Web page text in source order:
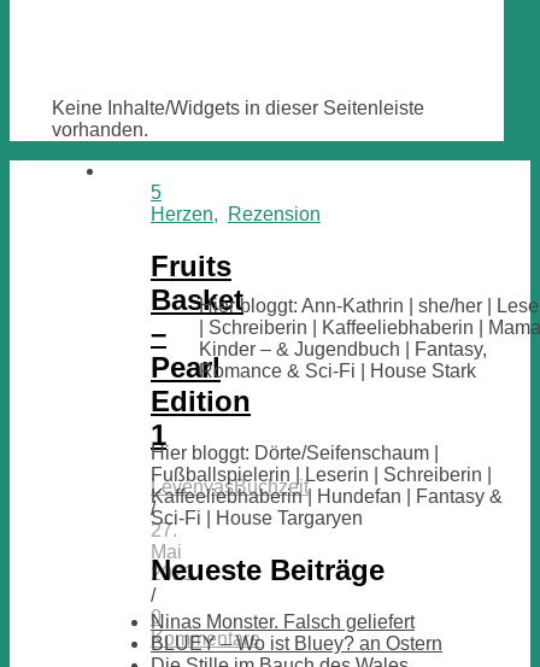
Keine Inhalte/Widgets in dieser Seitenleiste
vorhanden.
5
Herzen, Rezension
Fruits
Basket
–
Pearl
Edition
1
LevenyasBuchzeit
/
27.
Mai
2021
/
0
Kommentare
Hier bloggt: Ann-Kathrin | she/her |
| Schreiberin | Kaffeeliebhaberin |
Kinder – & Jugendbuch | Fantasy,
Romance & Sci-Fi | House Stark
Hier bloggt: Dörte/Seifenschaum |
Fußballspielerin | Leserin | Schreiberin |
Kaffeeliebhaberin | Hundefan | Fantasy &
Sci-Fi | House Targaryen
Neueste Beiträge
Ninas Monster. Falsch geliefert
BLUEY – Wo ist Bluey? an Ostern